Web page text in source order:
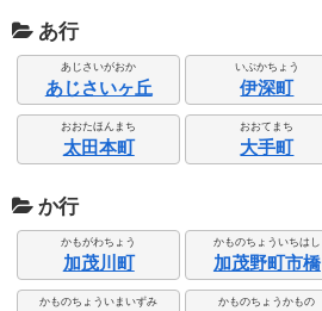
あ行
あじさいがおか
あじさいヶ丘
いぶかちょう
伊深町
おおたほんまち
太田本町
おおてまち
大手町
か行
かもがわちょう
加茂川町
かものちょういちはし
加茂野町市橋
かものちょういまいずみ かものちょうかもの